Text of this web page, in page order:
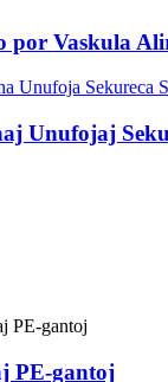
por Vaskula
Unufojaj
PE-gantoj